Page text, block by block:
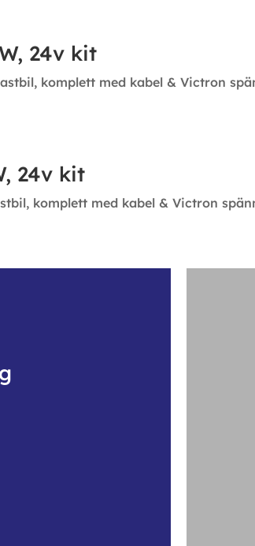
24v kit
komplett med kabel & Victron
24v kit
komplett med kabel & Victron